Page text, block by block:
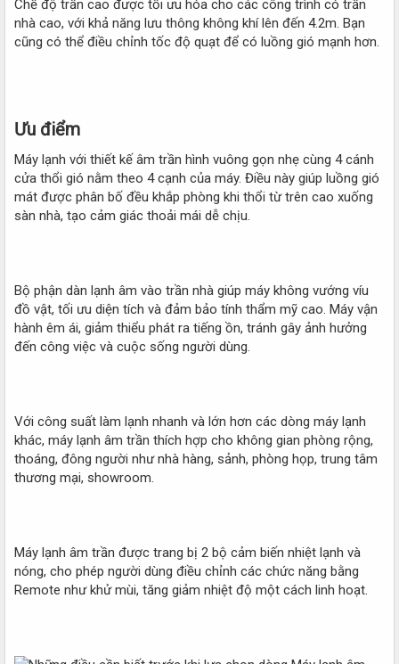
Chế độ trần cao được tối ưu hóa cho các công trình có trần
nhà cao, với khả năng lưu thông không khí lên đến 4.2m. Bạn
cũng có thể điều chỉnh tốc độ quạt để có luồng gió mạnh hơn.
Ưu điểm​
Máy lạnh với thiết kế âm trần hình vuông gọn nhẹ cùng 4 cánh
cửa thổi gió nằm theo 4 cạnh của máy. Điều này giúp luồng gió
mát được phân bố đều khắp phòng khi thổi từ trên cao xuống
sàn nhà, tạo cảm giác thoải mái dễ chịu.
Bộ phận dàn lạnh âm vào trần nhà giúp máy không vướng víu
đồ vật, tối ưu diện tích và đảm bảo tính thẩm mỹ cao. Máy vận
hành êm ái, giảm thiểu phát ra tiếng ồn, tránh gây ảnh hưởng
đến công việc và cuộc sống người dùng.
Với công suất làm lạnh nhanh và lớn hơn các dòng máy lạnh
khác, máy lạnh âm trần thích hợp cho không gian phòng rộng,
thoáng, đông người như nhà hàng, sảnh, phòng họp, trung tâm
thương mại, showroom.
Máy lạnh âm trần được trang bị 2 bộ cảm biến nhiệt lạnh và
nóng, cho phép người dùng điều chỉnh các chức năng bằng
Remote như khử mùi, tăng giảm nhiệt độ một cách linh hoạt.